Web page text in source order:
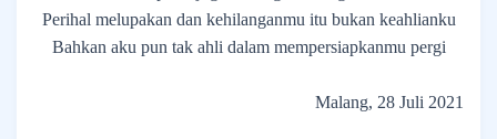
Perihal melupakan dan kehilanganmu itu bukan keahlianku
Bahkan aku pun tak ahli dalam mempersiapkanmu pergi
Malang, 28 Juli 2021